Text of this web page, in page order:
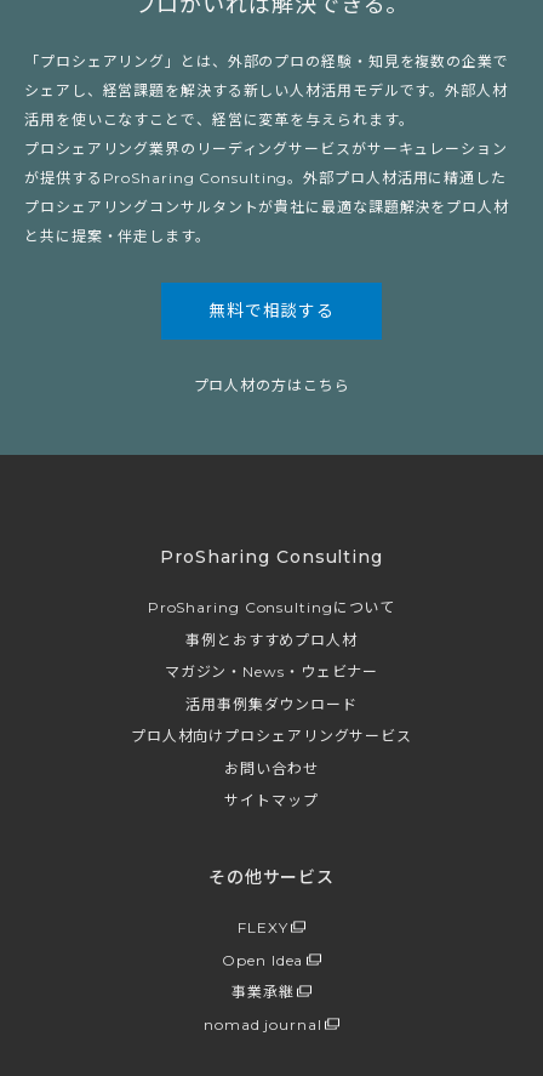
「プロシェアリング」とは、外部のプロの経験・知見を複数の企業で
シェアし、経営課題を解決する新しい人材活用モデルです。外部人材
活用を使いこなすことで、経営に変革を与えられます。
プロシェアリング業界のリーディングサービスがサーキュレーション
が提供するProSharing Consulting。外部プロ人材活用に精通した
プロシェアリングコンサルタントが貴社に最適な課題解決をプロ人材
と共に提案・伴走します。
無料で相談する
プロ人材の方はこちら
ProSharing Consulting
ProSharing Consultingについて
事例とおすすめプロ人材
マガジン・News・ウェビナー
活用事例集ダウンロード
プロ人材向けプロシェアリングサービス
お問い合わせ
サイトマップ
その他サービス
FLEXY
Open Idea
事業承継
nomad journal